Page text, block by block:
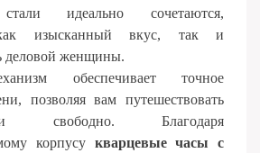
идеально сочетаются,
как изысканный вкус, так и
деловой женщины.
обеспечивает точное
позволяя вам путешествовать
свободно. Благодаря
корпусу кварцевые часы с